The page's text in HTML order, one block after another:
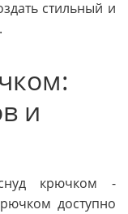
стильный и
и
крючком -
доступно